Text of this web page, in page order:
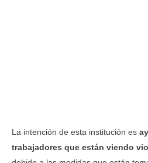
La intención de esta institución es
trabajadores que están viendo